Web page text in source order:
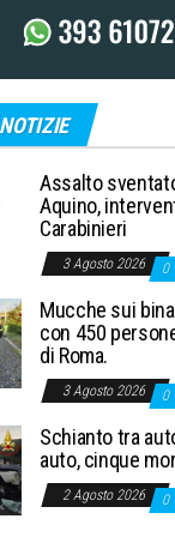
Assalto
Aquino,
Carabinieri
3 Agosto 2026 0
Mucche sui
con 450
di Roma.
3 Agosto 2026 0
Schianto tra
auto, cinque
2 Agosto 2026 0